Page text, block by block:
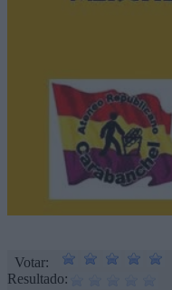
Votar:
Resultado: